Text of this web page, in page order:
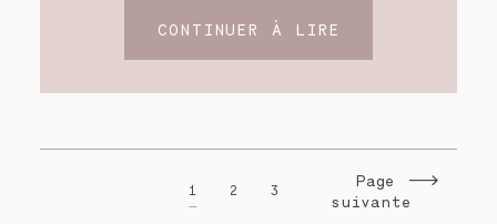
CONTINUER À LIRE
1 2 3
Page
suivante